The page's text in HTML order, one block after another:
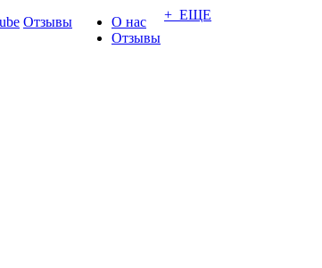
Отзывы
О нас
Отзывы
+ ЕЩЕ